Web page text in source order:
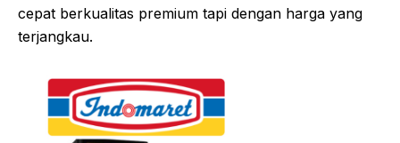
cepat berkualitas premium tapi dengan harga yang
terjangkau.